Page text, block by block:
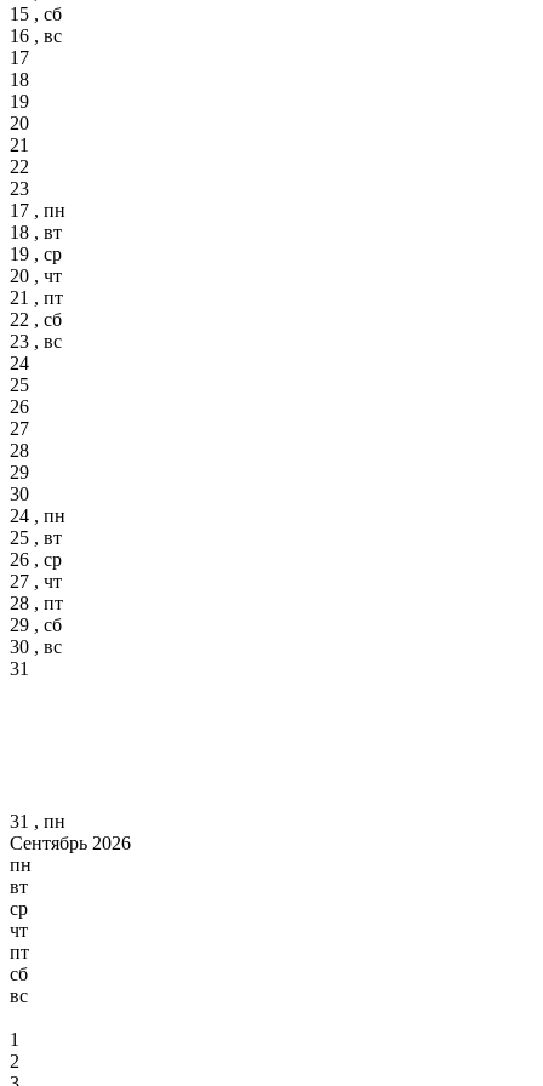
15 , сб
16 , вс
17
18
19
20
21
22
23
17 , пн
18 , вт
19 , ср
20 , чт
21 , пт
22 , сб
23 , вс
24
25
26
27
28
29
30
24 , пн
25 , вт
26 , ср
27 , чт
28 , пт
29 , сб
30 , вс
31
31 , пн
Сентябрь 2026
пн
вт
ср
чт
пт
сб
вс
1
2